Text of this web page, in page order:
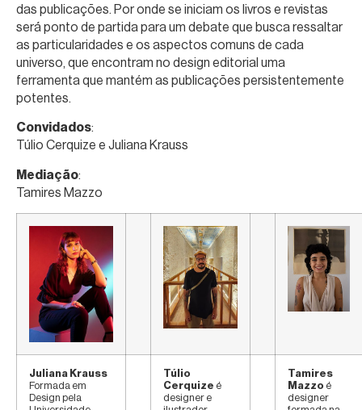
das publicações. Por onde se iniciam os livros e revistas
será ponto de partida para um debate que busca ressaltar
as particularidades e os aspectos comuns de cada
universo, que encontram no design editorial uma
ferramenta que mantém as publicações persistentemente
potentes.
Convidados:
Túlio Cerquize e Juliana Krauss
Mediação:
Tamires Mazzo
Juliana Krauss
Formada em
Design pela
Túlio
Cerquize é
designer e
Tamires
Mazzo é
designer